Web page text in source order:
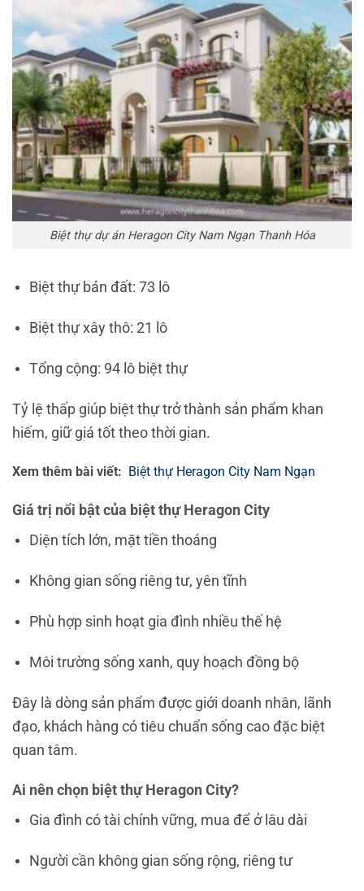
Biệt thự dự án Heragon City Nam Ngạn Thanh Hóa
Biệt thự bán đất: 73 lô
Biệt thự xây thô: 21 lô
Tổng cộng: 94 lô biệt thự
Tỷ lệ thấp giúp biệt thự trở thành sản phẩm khan
hiếm, giữ giá tốt theo thời gian.
Xem thêm bài viết: Biệt thự Heragon City Nam Ngạn
Giá trị nổi bật của biệt thự Heragon City
Diện tích lớn, mặt tiền thoáng
Không gian sống riêng tư, yên tĩnh
Phù hợp sinh hoạt gia đình nhiều thế hệ
Môi trường sống xanh, quy hoạch đồng bộ
Đây là dòng sản phẩm được giới doanh nhân, lãnh
đạo, khách hàng có tiêu chuẩn sống cao đặc biệt
quan tâm.
Ai nên chọn biệt thự Heragon City?
Gia đình có tài chính vững, mua để ở lâu dài
Người cần không gian sống rộng, riêng tư